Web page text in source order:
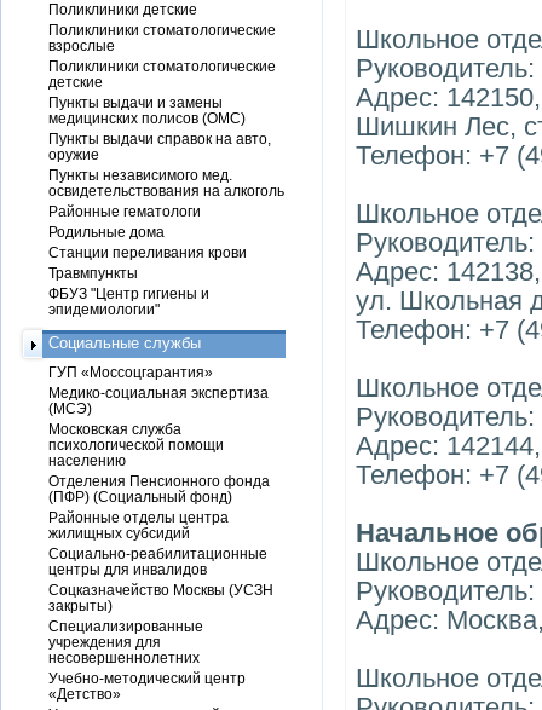
Школьное
Адрес:
Шишкин Лес,
Телефон: +7
Школьное
Адрес:
ул. Школьная
Телефон: +7
Школьное
Адрес:
Телефон: +7
Начальное
Школьное
Адрес:
Школьное
Поликлиники детские
Поликлиники стоматологические
взрослые
Поликлиники стоматологические
детские
Пункты выдачи и замены
медицинских полисов (ОМС)
Пункты выдачи справок на авто,
оружие
Пункты независимого мед.
освидетельствования на алкоголь
Районные гематологи
Родильные дома
Станции переливания крови
Травмпункты
ФБУЗ "Центр гигиены и
эпидемиологии"
Социальные службы
ГУП «Моссоцгарантия»
Медико-социальная экспертиза
(МСЭ)
Московская служба
психологической помощи
населению
Отделения Пенсионного фонда
(ПФР) (Социальный фонд)
Районные отделы центра
жилищных субсидий
Социально-реабилитационные
центры для инвалидов
Соцказначейство Москвы (УСЗН
закрыты)
Специализированные
учреждения для
несовершеннолетних
Учебно-методический центр
«Детство»